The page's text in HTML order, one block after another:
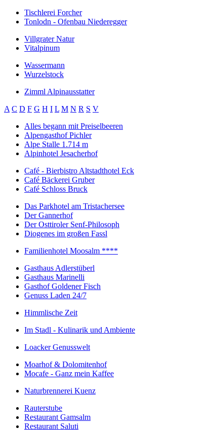
Tischlerei Forcher
Tonlodn - Ofenbau Niederegger
Villgrater Natur
Vitalpinum
Wassermann
Wurzelstock
Zimml Alpinausstatter
A C D F G H I L M N R S V
Alles begann mit Preiselbeeren
Alpengasthof Pichler
Alpe Stalle 1.714 m
Alpinhotel Jesacherhof
Café - Bierbistro Altstadthotel Eck
Café Bäckerei Gruber
Café Schloss Bruck
Das Parkhotel am Tristachersee
Der Gannerhof
Der Osttiroler Senf-Philosoph
Diogenes im großen Fassl
Familienhotel Moosalm ****
Gasthaus Adlerstüberl
Gasthaus Marinelli
Gasthof Goldener Fisch
Genuss Laden 24/7
Himmlische Zeit
Im Stadl - Kulinarik und Ambiente
Loacker Genusswelt
Moarhof & Dolomitenhof
Mocafe - Ganz mein Kaffee
Naturbrennerei Kuenz
Rauterstube
Restaurant Gamsalm
Restaurant Saluti